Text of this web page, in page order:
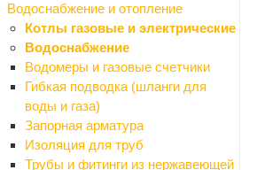
Водоснабжение и отопление
Котлы газовые и электрические
Водоснабжение
Водомеры и газовые счетчики
Гибкая подводка (шланги для
воды и газа)
Запорная арматура
Изоляция для труб
Трубы и фитинги из нержавеющей
Пленки полиэтиленовые
Подвесной потолок
Назад
Подвесной потолок
Европодвесы
Плинтусы
Плиты потолочные
Профили